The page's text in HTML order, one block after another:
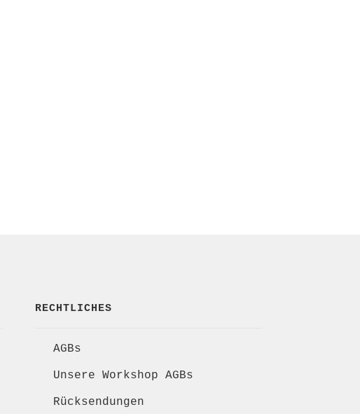
RECHTLICHES
AGBs
Unsere Workshop AGBs
Rücksendungen